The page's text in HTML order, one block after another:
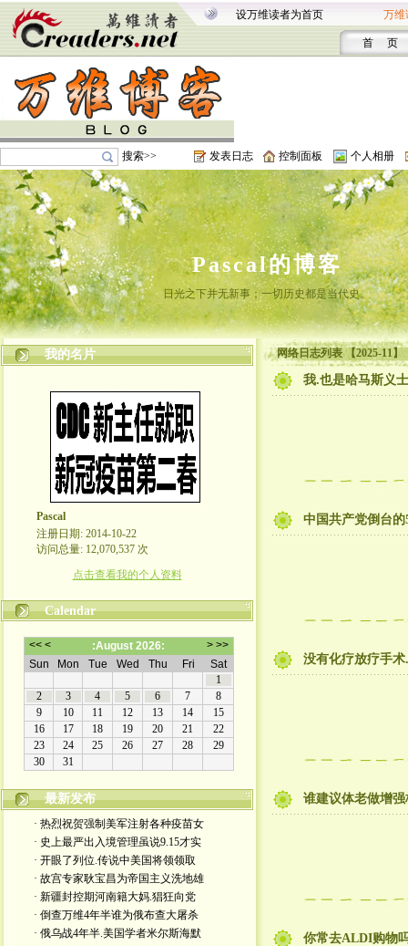
设万维读者为首页 万维
首 页
搜索>> 发表日志 控制面板 个人相册
Pascal的博客
日光之下并无新事；一切历史都是当代史。
我的名片
Pascal
注册日期: 2014-10-22
访问总量: 12,070,537 次
点击查看我的个人资料
Calendar
最新发布
· 热烈祝贺强制美军注射各种疫苗女
· 史上最严出入境管理虽说9.15才实
· 开眼了列位.传说中美国将领领取
· 故宫专家耿宝昌为帝国主义洗地雄
· 新疆封控期河南籍大妈.猖狂向党
· 倒查万维4年半谁为俄布查大屠杀
· 俄乌战4年半.美国学者米尔斯海默
网络日志列表 【2025-11】
我.也是哈马斯义
中国共产党倒台
没有化疗放疗手
谁建议体老做增
你常去ALDI购物